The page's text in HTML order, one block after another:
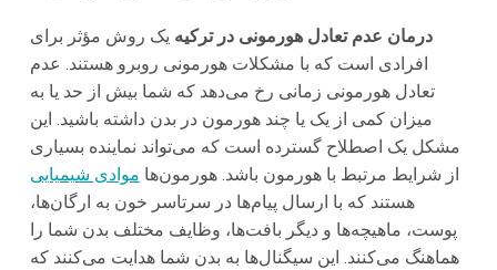
درمان عدم تعادل هورمونی در ترکیه یک روش مؤثر برای
افرادی است که با مشکلات هورمونی روبرو هستند. عدم
تعادل هورمونی زمانی رخ می‌دهد که شما بیش از حد یا به
میزان کمی از یک یا چند هورمون در بدن داشته باشید. این
مشکل یک اصطلاح گسترده است که می‌تواند نماینده بسیاری
از شرایط مرتبط با هورمون باشد. هورمون‌ها موادی شیمیایی
‌هستند که با ارسال پیام‌ها در سرتاسر خون به ارگان‌ها،
پوست، ماهیچه‌ها و دیگر بافت‌ها، وظایف مختلف بدن شما را
هماهنگ می‌کنند. این سیگنال‌ها به بدن شما هدایت می‌کنند که